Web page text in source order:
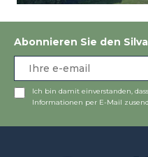
Abonnieren Sie den
Ich bin damit einverstanden,
Informationen per E-Mail